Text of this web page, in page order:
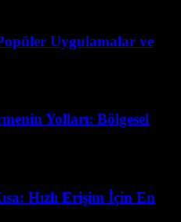
Uygulamalar ve
Yolları: Bölgesel
Hızlı Erişim İçin En